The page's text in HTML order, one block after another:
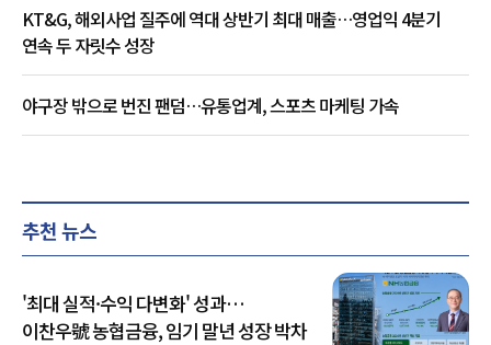
KT&G, 해외사업 질주에 역대 상반기 최대 매출…영업익 4분기
연속 두 자릿수 성장
야구장 밖으로 번진 팬덤…유통업계, 스포츠 마케팅 가속
추천 뉴스
'최대 실적·수익 다변화' 성과…
이찬우號 농협금융, 임기 말년 성장 박차